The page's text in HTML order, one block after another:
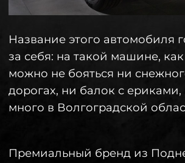
рынок в 2023 году и уже успел войти в
Ничего удивительного в этом нет: он стал
идеальным сочетанием из
бескомпромиссности внедорожника и
технологичности городского авто.
При этом очевидные сравнения
внедорожника с военной техникой не
кузов, мотор и так далее. Благодаря этому